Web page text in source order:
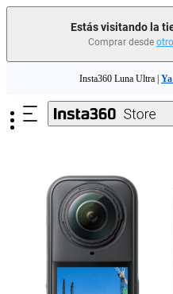
Estás visitando la
Comprar desde
Insta360 Luna Ultra |
Insta360 Luna Ultra |